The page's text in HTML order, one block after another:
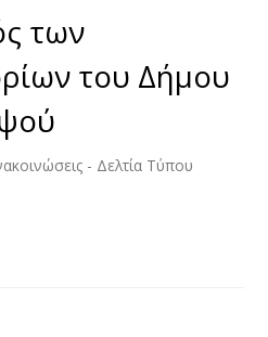
των
του Δήμου
- Δελτία Τύπου